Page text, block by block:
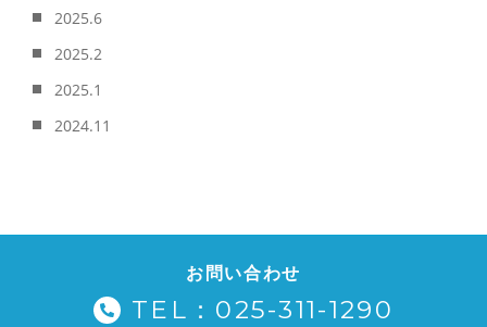
2025.6
2025.2
2025.1
2024.11
お問い合わせ
TEL：025-311-1290